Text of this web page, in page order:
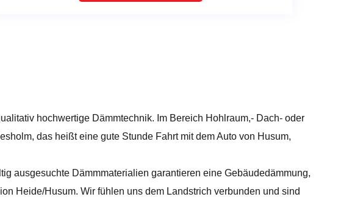
hochwertige Dämmtechnik. Im Bereich Hohlraum,- Dach- oder
das heißt eine gute Stunde Fahrt mit dem Auto von Husum,
ausgesuchte Dämmmaterialien garantieren eine Gebäudedämmung,
Heide/Husum. Wir fühlen uns dem Landstrich verbunden und sind